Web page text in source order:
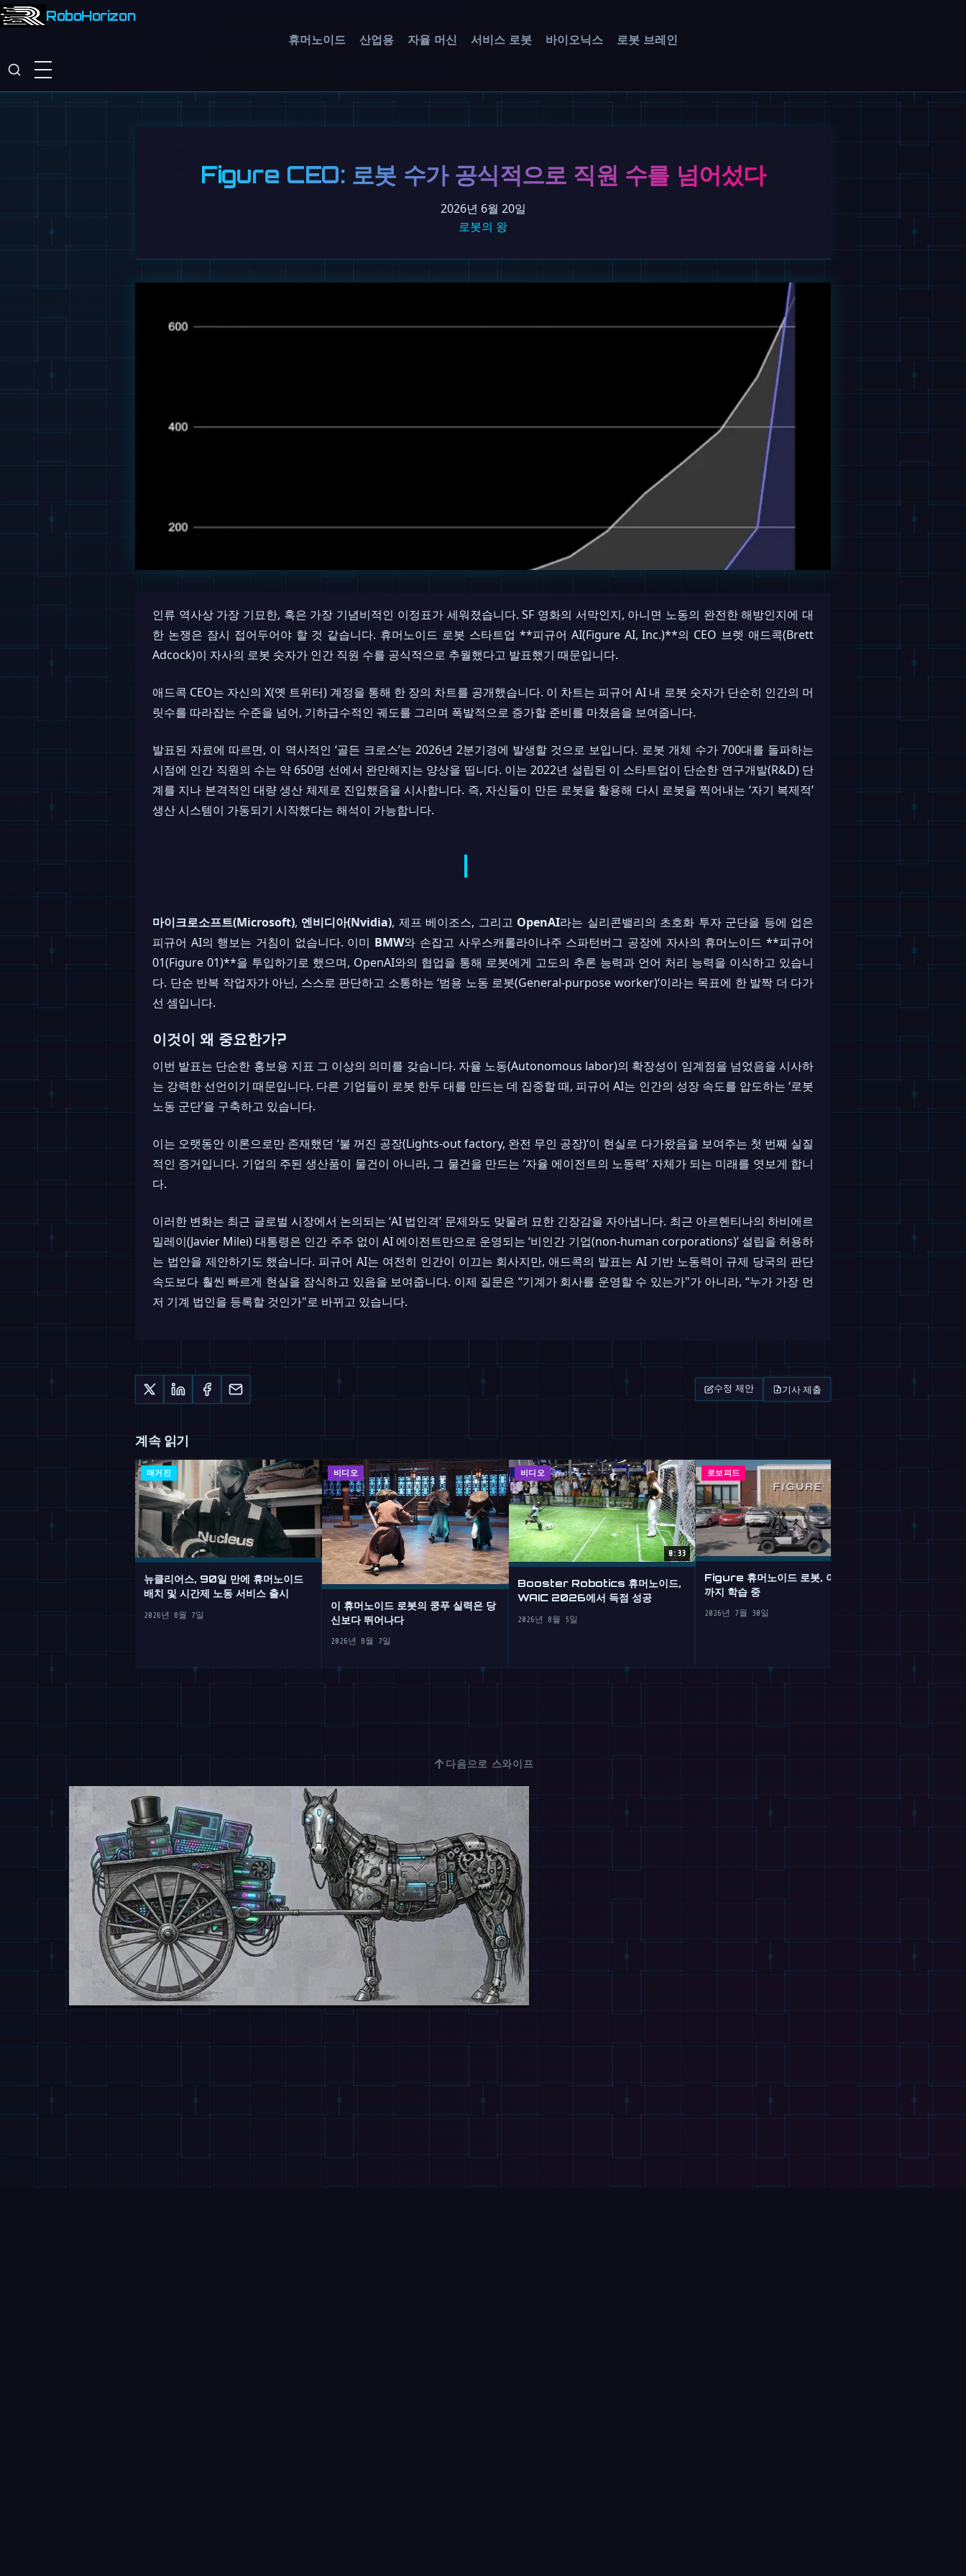
RoboHorizon
휴머노이드 산업용 자율 머신 서비스 로봇 바이오닉스 로봇 브레인
Figure CEO: 로봇 수가 공식적으로 직원 수를 넘어섰다
2026년 6월 20일
로봇의 왕
인류 역사상 가장 기묘한, 혹은 가장 기념비적인 이정표가 세워졌습니다. SF 영화의 서막인지, 아니면 노동의 완전한 해방인지에 대
한 논쟁은 잠시 접어두어야 할 것 같습니다. 휴머노이드 로봇 스타트업 **피규어 AI(Figure AI, Inc.)**의 CEO 브렛 애드콕(Brett
Adcock)이 자사의 로봇 숫자가 인간 직원 수를 공식적으로 추월했다고 발표했기 때문입니다.
애드콕 CEO는 자신의 X(옛 트위터) 계정을 통해 한 장의 차트를 공개했습니다. 이 차트는 피규어 AI 내 로봇 숫자가 단순히 인간의 머
릿수를 따라잡는 수준을 넘어, 기하급수적인 궤도를 그리며 폭발적으로 증가할 준비를 마쳤음을 보여줍니다.
발표된 자료에 따르면, 이 역사적인 ‘골든 크로스’는 2026년 2분기경에 발생할 것으로 보입니다. 로봇 개체 수가 700대를 돌파하는
시점에 인간 직원의 수는 약 650명 선에서 완만해지는 양상을 띱니다. 이는 2022년 설립된 이 스타트업이 단순한 연구개발(R&D) 단
계를 지나 본격적인 대량 생산 체제로 진입했음을 시사합니다. 즉, 자신들이 만든 로봇을 활용해 다시 로봇을 찍어내는 ‘자기 복제적’
생산 시스템이 가동되기 시작했다는 해석이 가능합니다.
마이크로소프트(Microsoft), 엔비디아(Nvidia), 제프 베이조스, 그리고 OpenAI라는 실리콘밸리의 초호화 투자 군단을 등에 업은
피규어 AI의 행보는 거침이 없습니다. 이미 BMW와 손잡고 사우스캐롤라이나주 스파턴버그 공장에 자사의 휴머노이드 **피규어
01(Figure 01)**을 투입하기로 했으며, OpenAI와의 협업을 통해 로봇에게 고도의 추론 능력과 언어 처리 능력을 이식하고 있습니
다. 단순 반복 작업자가 아닌, 스스로 판단하고 소통하는 ‘범용 노동 로봇(General-purpose worker)‘이라는 목표에 한 발짝 더 다가
선 셈입니다.
이것이 왜 중요한가?
이번 발표는 단순한 홍보용 지표 그 이상의 의미를 갖습니다. 자율 노동(Autonomous labor)의 확장성이 임계점을 넘었음을 시사하
는 강력한 선언이기 때문입니다. 다른 기업들이 로봇 한두 대를 만드는 데 집중할 때, 피규어 AI는 인간의 성장 속도를 압도하는 ‘로봇
노동 군단’을 구축하고 있습니다.
이는 오랫동안 이론으로만 존재했던 ‘불 꺼진 공장(Lights-out factory, 완전 무인 공장)‘이 현실로 다가왔음을 보여주는 첫 번째 실질
적인 증거입니다. 기업의 주된 생산품이 물건이 아니라, 그 물건을 만드는 ‘자율 에이전트의 노동력’ 자체가 되는 미래를 엿보게 합니
다.
이러한 변화는 최근 글로벌 시장에서 논의되는 ‘AI 법인격’ 문제와도 맞물려 묘한 긴장감을 자아냅니다. 최근 아르헨티나의 하비에르
밀레이(Javier Milei) 대통령은 인간 주주 없이 AI 에이전트만으로 운영되는 ‘비인간 기업(non-human corporations)’ 설립을 허용하
는 법안을 제안하기도 했습니다. 피규어 AI는 여전히 인간이 이끄는 회사지만, 애드콕의 발표는 AI 기반 노동력이 규제 당국의 판단
속도보다 훨씬 빠르게 현실을 잠식하고 있음을 보여줍니다. 이제 질문은 “기계가 회사를 운영할 수 있는가"가 아니라, “누가 가장 먼
저 기계 법인을 등록할 것인가"로 바뀌고 있습니다.
수정 제안 기사 제출
계속 읽기
매거진
뉴클리어스, 90일 만에 휴머노이드
배치 및 시간제 노동 서비스 출시
2026년 8월 7일
비디오
이 휴머노이드 로봇의 쿵푸 실력은 당
신보다 뛰어나다
2026년 8월 7일
비디오
0:33
Booster Robotics 휴머노이드,
WAIC 2026에서 득점 성공
2026년 8월 5일
로보피드
Figure 휴머노이드 로봇, 이제 운전
까지 학습 중
2026년 7월 30일
구글 제미나이
↑ 다음으로 스와이프